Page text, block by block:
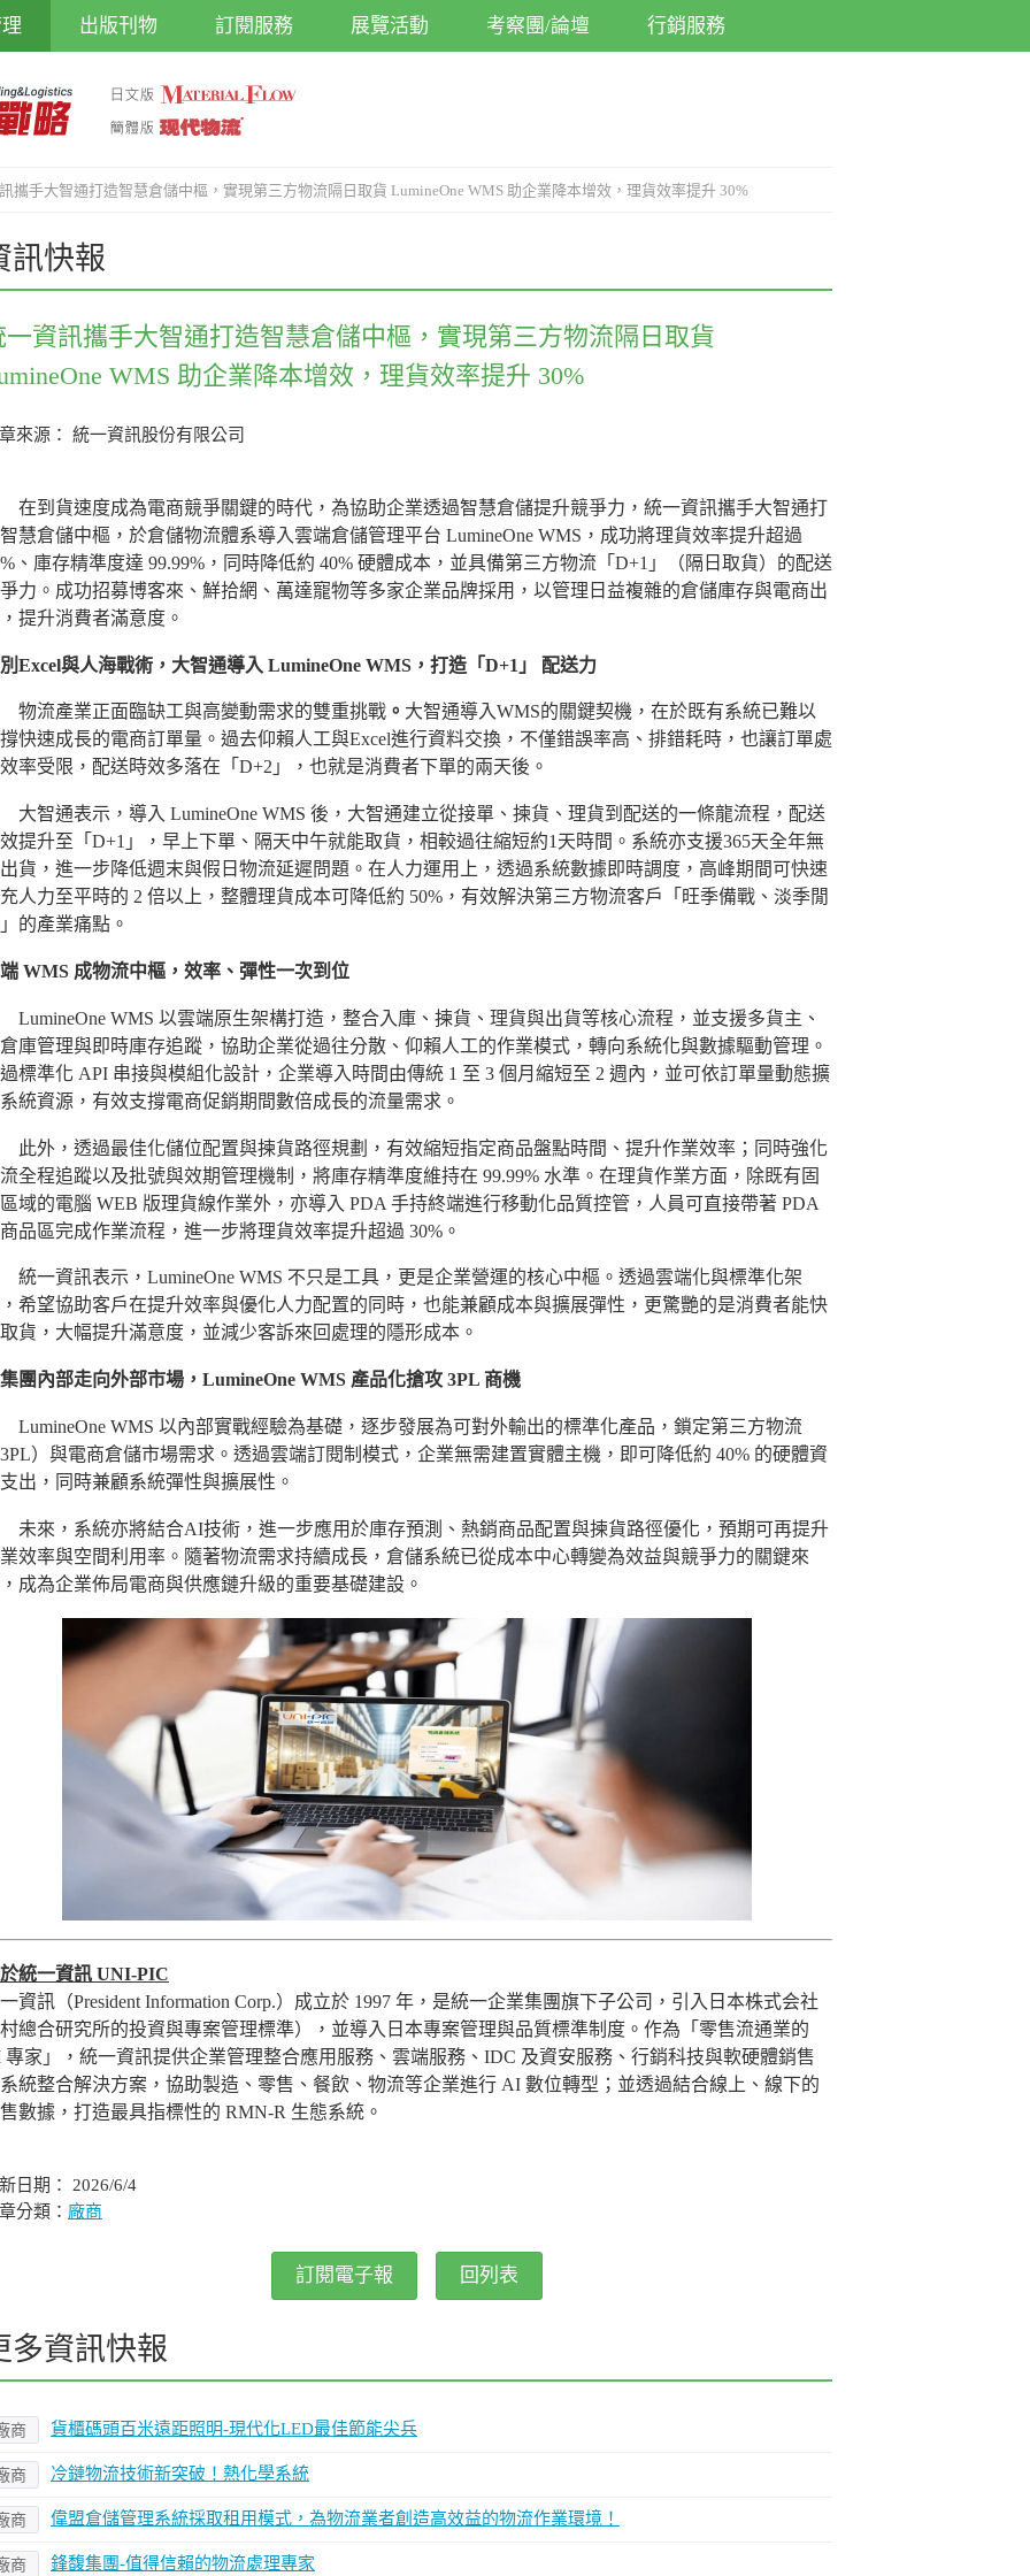
出版刊物 訂閱服務 展覽活動 考察團/論壇 行銷服務
攜手大智通打造智慧倉儲中樞，實現第三方物流隔日取貨 LumineOne WMS 助企業降本增效，理貨效率提升 30%
訊快報
一資訊攜手大智通打造智慧倉儲中樞，實現第三方物流隔日取貨
WMS 助企業降本增效，理貨效率提升 30%
來源： 統一資訊股份有限公司
到貨速度成為電商競爭關鍵的時代，為協助企業透過智慧倉儲提升競爭力，統一資訊攜手大智通打
慧倉儲中樞，於倉儲物流體系導入雲端倉儲管理平台 LumineOne WMS，成功將理貨效率提升超過
、庫存精準度達 99.99%，同時降低約 40% 硬體成本，並具備第三方物流「D+1」（隔日取貨）的配送
力。成功招募博客來、鮮拾網、萬達寵物等多家企業品牌採用，以管理日益複雜的倉儲庫存與電商出
提升消費者滿意度。
Excel與人海戰術，大智通導入 LumineOne WMS ， 打造 「D+1」 配送力
流產業正面臨缺工與高變動需求的雙重挑戰 。 大智通導入WMS的關鍵契機，在於既有系統已難以
快速成長的電商訂單量。過去仰賴人工與Excel進行資料交換，不僅錯誤率高、排錯耗時，也讓訂單處
率受限，配送時效多落在「D+2」，也就是消費者下單的兩天後。
智通表示，導入 LumineOne WMS 後，大智通建立從接單、揀貨、理貨到配送的一條龍流程，配送
提升至「D+1」，早上下單、隔天中午就能取貨，相較過往縮短約1天時間。系統亦支援365天全年無
貨，進一步降低週末與假日物流延遲問題。在人力運用上，透過系統數據即時調度，高峰期間可快速
人力至平時的 2 倍以上，整體理貨成本可降低約 50%，有效解決第三方物流客戶「旺季備戰、淡季閒
的產業痛點。
WMS 成物流中樞，效率、彈性一次到位
WMS 以雲端原生架構打造，整合入庫、揀貨、理貨與出貨等核心流程，並支援多貨主、
庫管理與即時庫存追蹤，協助企業從過往分散、仰賴人工的作業模式，轉向系統化與數據驅動管理。
標準化 API 串接與模組化設計，企業導入時間由傳統 1 至 3 個月縮短至 2 週內，並可依訂單量動態擴
統資源，有效支撐電商促銷期間數倍成長的流量需求。
外，透過最佳化儲位配置與揀貨路徑規劃，有效縮短指定商品盤點時間、提升作業效率；同時強化
全程追蹤以及批號與效期管理機制，將庫存精準度維持在 99.99% 水準。在理貨作業方面，除既有固
域的電腦 WEB 版理貨線作業外，亦導入 PDA 手持終端進行移動化品質控管，人員可直接帶著 PDA
品區完成作業流程，進一步將理貨效率提升超過 30%。
一資訊表示，LumineOne WMS 不只是工具，更是企業營運的核心中樞。透過雲端化與標準化架
希望協助客戶在提升效率與優化人力配置的同時，也能兼顧成本與擴展彈性，更驚艷的是消費者能快
貨，大幅提升滿意度，並減少客訴來回處理的隱形成本。
團內部走向外部市場，LumineOne WMS 產品化搶攻 3PL 商機
WMS 以內部實戰經驗為基礎，逐步發展為可對外輸出的標準化產品，鎖定第三方物流
3PL）與電商倉儲市場需求。透過雲端訂閱制模式，企業無需建置實體主機，即可降低約 40% 的硬體資
出，同時兼顧系統彈性與擴展性。
來，系統亦將結合AI技術，進一步應用於庫存預測、熱銷商品配置與揀貨路徑優化，預期可再提升
效率與空間利用率。隨著物流需求持續成長，倉儲系統已從成本中心轉變為效益與競爭力的關鍵來
成為企業佈局電商與供應鏈升級的重要基礎建設。
於統一資訊 UNI-PIC
資訊（President Information Corp.）成立於 1997 年，是統一企業集團旗下子公司，引入日本株式会社
總合研究所的投資與專案管理標準），並導入日本專案管理與品質標準制度。作為「零售流通業的
專家」，統一資訊提供企業管理整合應用服務、雲端服務、IDC 及資安服務、行銷科技與軟硬體銷售
統整合解決方案，協助製造、零售、餐飲、物流等企業進行 AI 數位轉型；並透過結合線上、線下的
數據，打造最具指標性的 RMN-R 生態系統。
日期： 2026/6/4
分類： 廠商
訂閱電子報 回列表
多資訊快報
商 貨櫃碼頭百米遠距照明-現代化LED最佳節能尖兵
商 冷鏈物流技術新突破！熱化學系統
商 偉盟倉儲管理系統採取租用模式，為物流業者創造高效益的物流作業環境！
商 鋒馥集團-值得信賴的物流處理專家